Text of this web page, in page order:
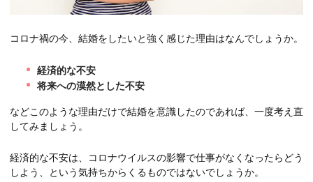
コロナ禍の今、結婚をしたいと強く感じた理由はなんでしょうか。
経済的な不安
将来への漠然とした不安
などこのような理由だけで結婚を意識したのであれば、一度考え直
してみましょう。
経済的な不安は、コロナウイルスの影響で仕事がなくなったらどう
しよう、という気持ちからくるものではないでしょうか。